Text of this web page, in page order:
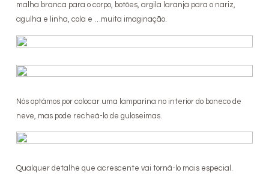
malha branca para o corpo, botões, argila laranja para o nariz,
agulha e linha, cola e …muita imaginação.
Nós optámos por colocar uma lamparina no interior do boneco de
neve, mas pode recheá-lo de guloseimas.
Qualquer detalhe que acrescente vai torná-lo mais especial.